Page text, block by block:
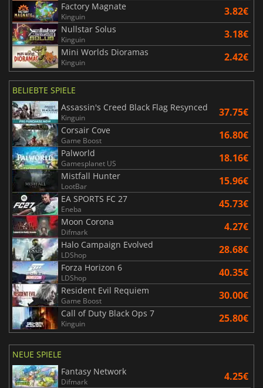
Factory Magnate
Kinguin 3.82€
Nullstar Solus
Kinguin 3.18€
Mini Worlds Dioramas
Kinguin 2.42€
BELIEBTE SPIELE
Assassin's Creed Black Flag Resynced
Kinguin 37.75€
Corsair Cove
Game Boost 16.80€
Palworld
Gamesplanet US 18.16€
Mistfall Hunter
LootBar 15.96€
EA SPORTS FC 27
Eneba 45.73€
Moon Corona
Difmark 4.27€
Halo Campaign Evolved
LDShop 28.68€
Forza Horizon 6
LDShop 40.35€
Resident Evil Requiem
Game Boost 30.00€
Call of Duty Black Ops 7
Kinguin 25.80€
NEUE SPIELE
Fantasy Network
Difmark 4.25€